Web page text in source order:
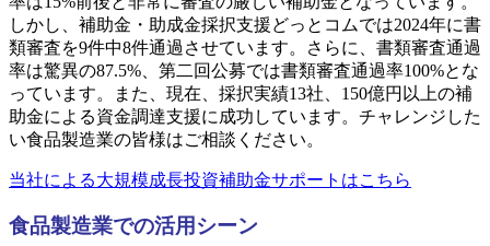
しかし、補助金・助成金採択支援どっとコムでは2024年に書
類審査を9件中8件通過させています。さらに、書類審査通過
率は驚異の87.5%、第二回公募では書類審査通過率100%とな
っています。また、現在、採択実績13社、150億円以上の補
助金による資金調達支援に成功しています。チャレンジした
い食品製造業の皆様はご相談ください。
当社による大規模成長投資補助金サポートはこちら
食品製造業での活用シーン